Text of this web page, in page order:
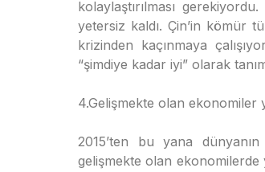
kolaylaştırılması
yetersiz kaldı. Çin’in kömür
krizinden kaçınmaya
“şimdiye kadar iyi” olarak
4.Gelişmekte olan ekonomiler
2015’ten bu yana
gelişmekte olan ekonomilerde